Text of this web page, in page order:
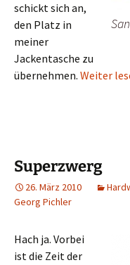
schickt sich an,
den Platz in
meiner
Jackentasche zu
übernehmen. Weiter
Superzwerg
26. März 2010
Georg Pichler
Hach ja. Vorbei
ist die Zeit der